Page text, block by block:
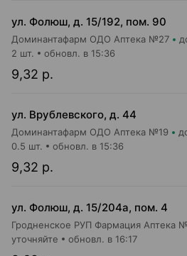
ул. Фолюш, д. 15/192, пом. 90
Доминантафарм ОДО Аптека №27
9,32 р.
2 шт. обновл. в 15:36
ул. Врублевского, д. 44
Доминантафарм ОДО Аптека №19
9,32 р.
0.5 шт. обновл. в 15:36
ул. Фолюш, д. 15/204а, пом. 4
Гродненское РУП Фармация Аптека
уточняйте обновл. в 16:17